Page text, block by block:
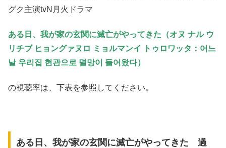
グク主演tvN月火ドラマ
ある日、我が家の玄関に滅亡がやってきた（オヌ ナル ウ
リチブ ヒョングァヌロ ミョルマンイ トゥロワッタ ：어느
날 우리집 현관으로 멸망이 들어왔다）
の視聴率は、下表を参照してください。
ある日、我が家の玄関に滅亡がやってきた 過